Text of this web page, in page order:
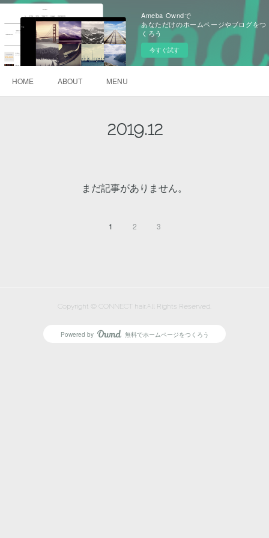
Ameba Owndで
あなただけのホームページやブログをつ
くろう
今すぐ試す
HOME ABOUT MENU
2019.12
まだ記事がありません。
1 2 3
Copyright © CONNECT hair.All Rights Reserved.
Powered by AmebaOwnd
無料でホームページをつくろう